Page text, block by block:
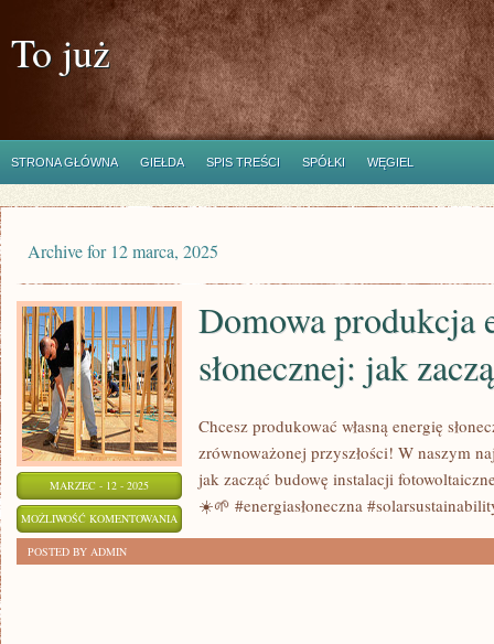
To już
STRONA GŁÓWNA GIEŁDA SPIS TREŚCI SPÓŁKI WĘGIEL
Archive for 12 marca, 2025
MARZEC - 12 - 2025
MOŻLIWOŚĆ KOMENTOWANIA DOMOWA
ZOSTAŁA WYŁĄCZONA
Domowa produkcja
słonecznej: jak
Chcesz produkować własną energię
zrównoważonej przyszłości! W naszym
jak zacząć budowę instalacji
☀️🌱 #energiasłoneczna
POSTED BY ADMIN